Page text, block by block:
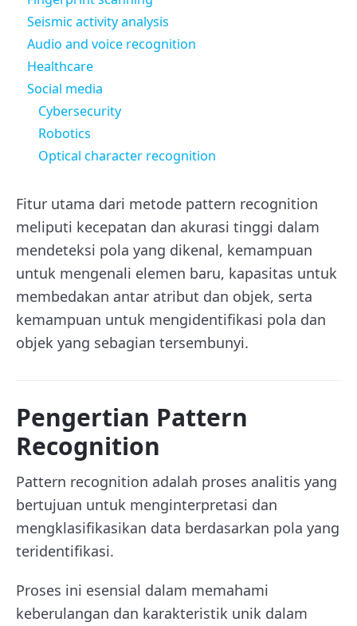
Seismic activity analysis
Audio and voice recognition
Healthcare
Social media
Cybersecurity
Robotics
Optical character recognition
Fitur utama dari metode pattern recognition
meliputi kecepatan dan akurasi tinggi dalam
mendeteksi pola yang dikenal, kemampuan
untuk mengenali elemen baru, kapasitas untuk
membedakan antar atribut dan objek, serta
kemampuan untuk mengidentifikasi pola dan
objek yang sebagian tersembunyi.
Pengertian Pattern
Recognition
Pattern recognition adalah proses analitis yang
bertujuan untuk menginterpretasi dan
mengklasifikasikan data berdasarkan pola yang
teridentifikasi.
Proses ini esensial dalam memahami
keberulangan dan karakteristik unik dalam